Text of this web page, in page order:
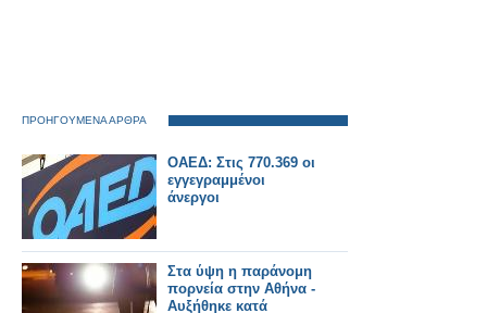
ΠΡΟΗΓΟΥΜΕΝΑ ΑΡΘΡΑ
ΟΑΕΔ: Στις 770.369 οι
εγγεγραμμένοι
άνεργοι
Στα ύψη η παράνομη
πορνεία στην Αθήνα -
Αυξήθηκε κατά